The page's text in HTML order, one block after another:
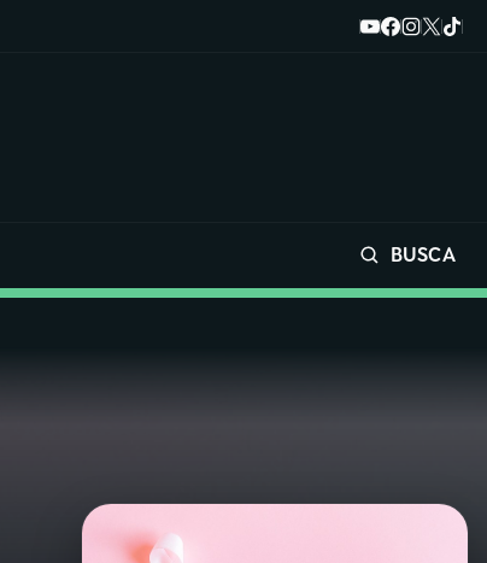
BUSCA